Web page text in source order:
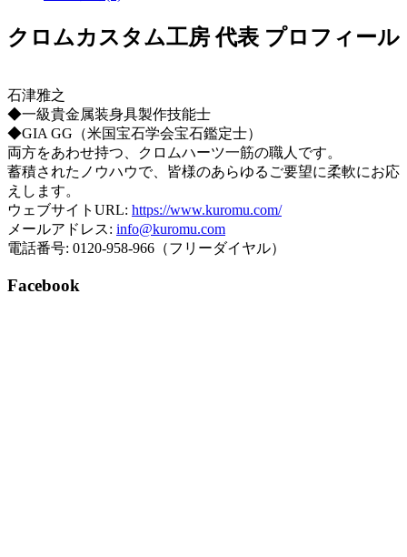
クロムカスタム工房 代表 プロフィール
石津雅之
◆一級貴金属装身具製作技能士
◆GIA GG（米国宝石学会宝石鑑定士）
両方をあわせ持つ、クロムハーツ一筋の職人です。
蓄積されたノウハウで、皆様のあらゆるご要望に柔軟にお応
えします。
ウェブサイトURL: https://www.kuromu.com/
メールアドレス: info@kuromu.com
電話番号: 0120-958-966（フリーダイヤル）
Facebook